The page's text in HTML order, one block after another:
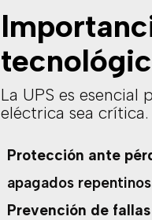
La UPS es
eléctrica sea
Protección ante
apagados
Prevención de